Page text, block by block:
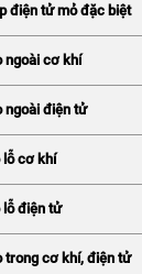
điện tử mỏ đặc biệt
ngoài cơ khí
ngoài điện tử
cơ khí
điện tử
trong cơ khí, điện tử